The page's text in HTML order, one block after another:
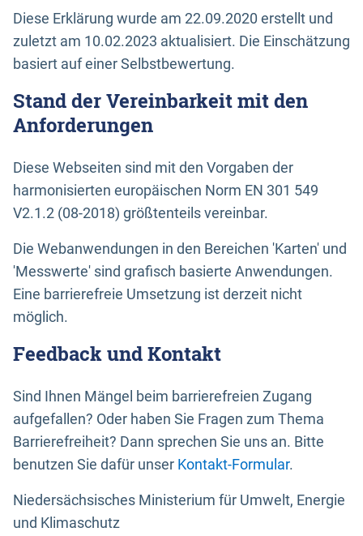
Diese Erklärung wurde am 22.09.2020 erstellt und
zuletzt am 10.02.2023 aktualisiert. Die Einschätzung
basiert auf einer Selbstbewertung.
Stand der Vereinbarkeit mit den
Anforderungen
Diese Webseiten sind mit den Vorgaben der
harmonisierten europäischen Norm EN 301 549
V2.1.2 (08-2018) größtenteils vereinbar.
Die Webanwendungen in den Bereichen 'Karten' und
'Messwerte' sind grafisch basierte Anwendungen.
Eine barrierefreie Umsetzung ist derzeit nicht
möglich.
Feedback und Kontakt
Sind Ihnen Mängel beim barrierefreien Zugang
aufgefallen? Oder haben Sie Fragen zum Thema
Barrierefreiheit? Dann sprechen Sie uns an. Bitte
benutzen Sie dafür unser Kontakt-Formular.
Niedersächsisches Ministerium für Umwelt, Energie
und Klimaschutz